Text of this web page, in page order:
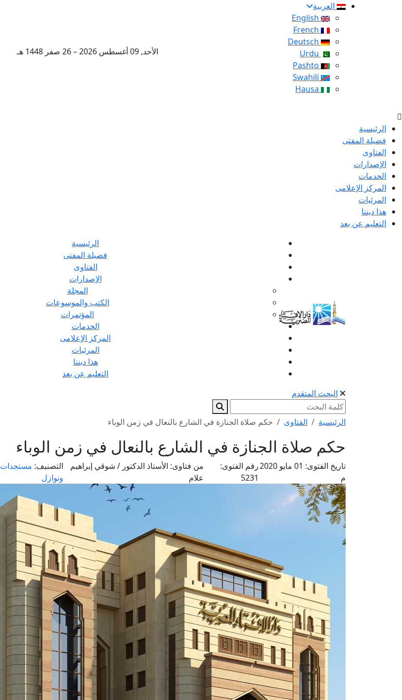
العربية
الأحد, 09 أغسطس 2026 – 26 صفر 1448 هـ
الرئيسية
فضيلة المفتى
الفتاوى
الإصدارات
الخدمات
المركز الإعلامى
المرئيات
هذا ديننا
التعليم عن بعد
الرئيسية
فضيلة المفتى
الفتاوى
الإصدارات
المجلة
الكتب والموسوعات
المؤتمرات
الخدمات
المركز الإعلامى
المرئيات
هذا ديننا
التعليم عن بعد
البحث المتقدم
الرئيسية الفتاوى حكم صلاة الجنازة في الشارع بالنعال في زمن الوباء
حكم صلاة الجنازة في الشارع بالنعال في زمن الوباء
تاريخ الفتوى:
01 مايو 2020
م
رقم الفتوى:
5231
من فتاوى: الأستاذ الدكتور / شوقي إبراهيم
علام
التصنيف: مستجدات
ونوازل